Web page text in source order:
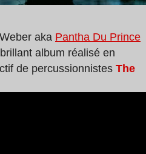
aka Pantha Du Prince
album réalisé en
de percussionnistes The